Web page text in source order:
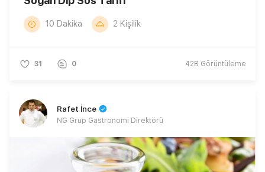
10 Dakika 2 Kişilik
31 0 42B Görüntüleme
Rafet İnce
NG Grup Gastronomi Direktörü